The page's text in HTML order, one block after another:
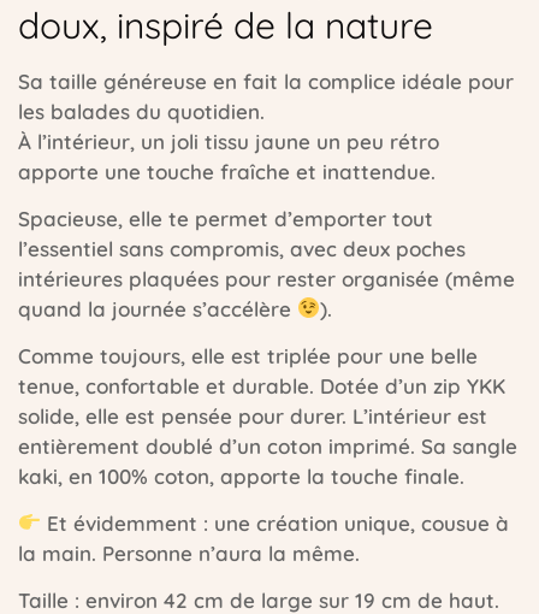
doux, inspiré de la nature
Sa taille généreuse en fait la complice idéale pour
les balades du quotidien.
À l’intérieur, un joli tissu jaune un peu rétro
apporte une touche fraîche et inattendue.
Spacieuse, elle te permet d’emporter tout
l’essentiel sans compromis, avec deux poches
intérieures plaquées pour rester organisée (même
quand la journée s’accélère
).
Comme toujours, elle est triplée pour une belle
tenue, confortable et durable. Dotée d’un zip YKK
solide, elle est pensée pour durer. L’intérieur est
entièrement doublé d’un coton imprimé. Sa sangle
kaki, en 100% coton, apporte la touche finale.
Et évidemment : une création unique, cousue à
la main. Personne n’aura la même.
Taille : environ 42 cm de large sur 19 cm de haut.